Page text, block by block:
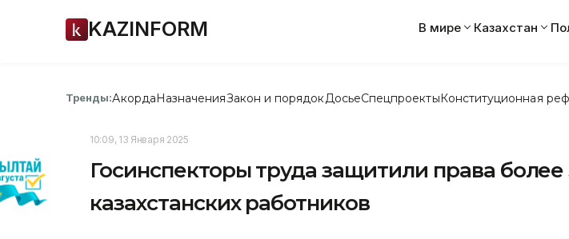
KAZINFORM В мире Казахстан
Тренды:АкордаНазначенияЗакон и порядок ДосьеСпецпроектыКонституционная
10:09, 13 Января 2025
Госинспекторы труда защитили права более
казахстанских работников